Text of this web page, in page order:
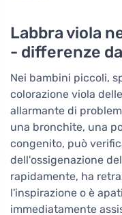
Labbra viola
- differenze
Nei bambini piccoli,
colorazione viola
allarmante di
una bronchite, una
congenito, può
dell'ossigenazione
rapidamente, ha
l'inspirazione o è
immediatamente